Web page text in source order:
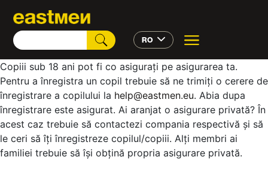
RO
Copiii sub 18 ani pot fi co asigurați pe asigurarea ta.
Pentru a înregistra un copil trebuie să ne trimiți o cerere de
înregistrare a copilului la help@eastmen.eu. Abia dupa
înregistrare este asigurat. Ai aranjat o asigurare privată? În
acest caz trebuie să contactezi compania respectivă și să
le ceri să îți înregistreze copilul/copiii. Alți membri ai
familiei trebuie să își obțină propria asigurare privată.